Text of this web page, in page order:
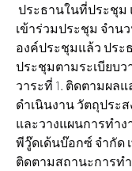
ประธานในที่ประชุม
เข้าร่วมประชุม จำน
องค์ประชุมแล้ว ประ
ประชุมตามระเบียบว
วาระที่ 1. ติดตามผล
ดำเนินงาน วัตถุประ
และวางแผนการทำง
พีวู๊ดเด้นบ๊อกซ์ จำกัด
ติดตามสถานะการท